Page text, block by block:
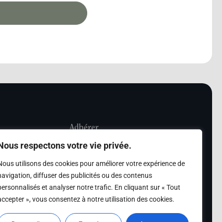
respectons votre vie privée.
utilisons des cookies pour améliorer votre expérience de
diffuser des publicités ou des contenus
et analyser notre trafic. En cliquant sur « Tout
», vous consentez à notre utilisation des cookies.
Les Amis de
de la
archives des Amis
Adhérer
Adhésion